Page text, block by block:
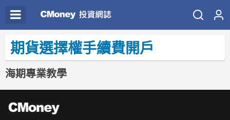
期貨選擇權手續費開戶
海期專業教學